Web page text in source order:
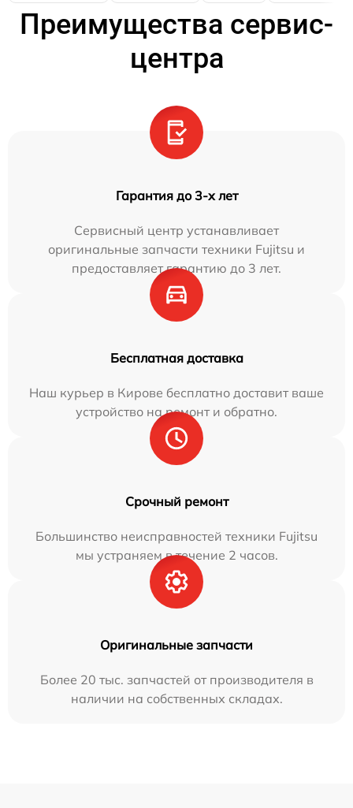
Преимущества сервис-
центра
Гарантия до 3-х лет
Сервисный центр устанавливает
оригинальные запчасти техники Fujitsu и
предоставляет гарантию до 3 лет.
Бесплатная доставка
Наш курьер в Кирове бесплатно доставит ваше
устройство на ремонт и обратно.
Срочный ремонт
Большинство неисправностей техники Fujitsu
мы устраняем в течение 2 часов.
Оригинальные запчасти
Более 20 тыс. запчастей от производителя в
наличии на собственных складах.